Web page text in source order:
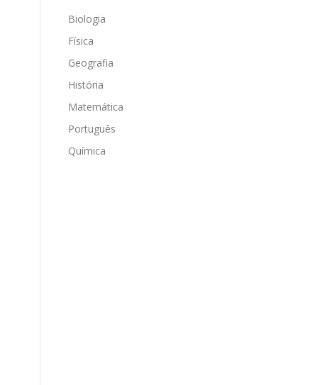
Biologia
Física
Geografia
História
Matemática
Português
Química